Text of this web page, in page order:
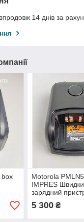
14 днів за
box
Motorola
IMPRES
зарядний
5 300₴